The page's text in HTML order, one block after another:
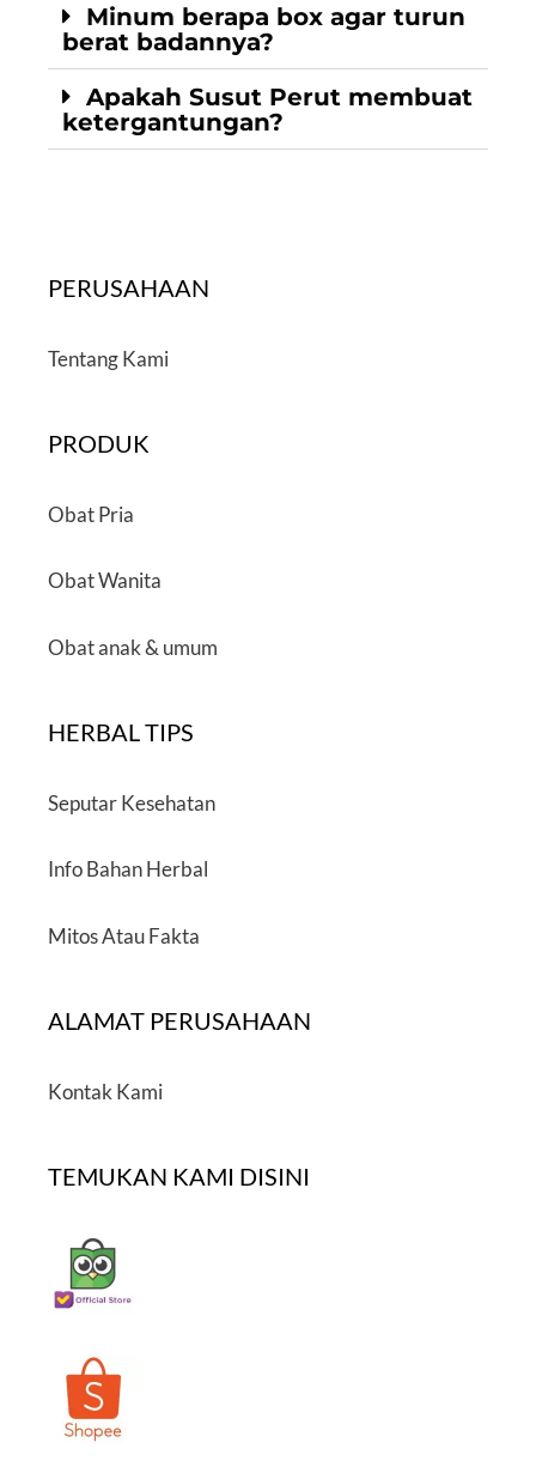
Minum berapa box agar turun
berat badannya?
Apakah Susut Perut membuat
ketergantungan?
PERUSAHAAN
Tentang Kami
PRODUK
Obat Pria
Obat Wanita
Obat anak & umum
HERBAL TIPS
Seputar Kesehatan
Info Bahan Herbal
Mitos Atau Fakta
ALAMAT PERUSAHAAN
Kontak Kami
TEMUKAN KAMI DISINI